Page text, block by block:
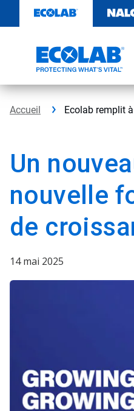
contenu
Accueil Ecolab remplit
Un
nouvelle
de
14 mai 2025